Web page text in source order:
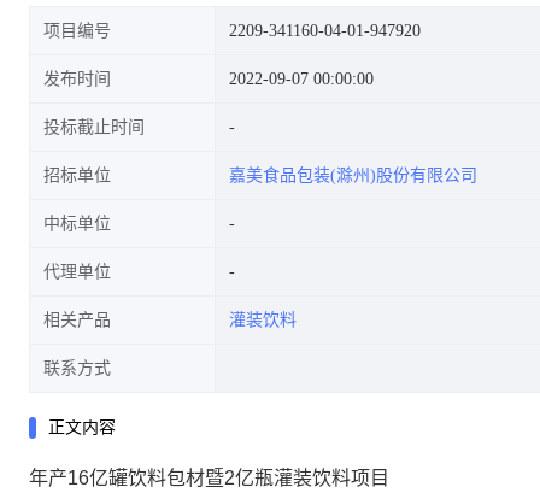
项目编号 2209-341160-04-01-947920
发布时间 2022-09-07 00:00:00
投标截止时间
招标单位 嘉美食品包装(滁州)股份有限公司
中标单位
代理单位
相关产品 灌装饮料
联系方式
正文内容
年产16亿罐饮料包材暨2亿瓶灌装饮料项目